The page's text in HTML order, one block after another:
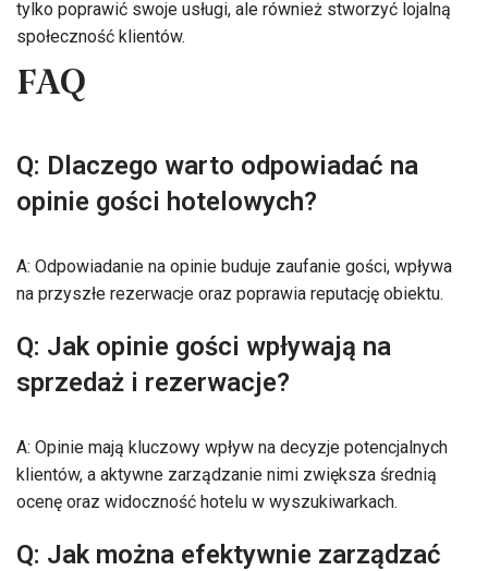
tylko poprawić swoje usługi, ale również stworzyć lojalną
społeczność klientów.
FAQ
Q: Dlaczego warto odpowiadać na
opinie gości hotelowych?
A: Odpowiadanie na opinie buduje zaufanie gości, wpływa
na przyszłe rezerwacje oraz poprawia reputację obiektu.
Q: Jak opinie gości wpływają na
sprzedaż i rezerwacje?
A: Opinie mają kluczowy wpływ na decyzje potencjalnych
klientów, a aktywne zarządzanie nimi zwiększa średnią
ocenę oraz widoczność hotelu w wyszukiwarkach.
Q: Jak można efektywnie zarządzać